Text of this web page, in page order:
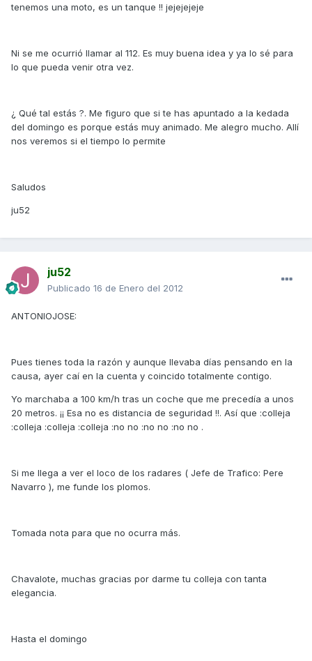
tenemos una moto, es un tanque !! jejejejeje
Ni se me ocurrió llamar al 112. Es muy buena idea y ya lo sé para
lo que pueda venir otra vez.
¿ Qué tal estás ?. Me figuro que si te has apuntado a la kedada
del domingo es porque estás muy animado. Me alegro mucho. Allí
nos veremos si el tiempo lo permite
Saludos
ju52
ju52
Publicado 16 de Enero del 2012
ANTONIOJOSE:
Pues tienes toda la razón y aunque llevaba días pensando en la
causa, ayer caí en la cuenta y coincido totalmente contigo.
Yo marchaba a 100 km/h tras un coche que me precedía a unos
20 metros. ¡¡ Esa no es distancia de seguridad !!. Así que :colleja
:colleja :colleja :colleja :no no :no no :no no .
Si me llega a ver el loco de los radares ( Jefe de Trafico: Pere
Navarro ), me funde los plomos.
Tomada nota para que no ocurra más.
Chavalote, muchas gracias por darme tu colleja con tanta
elegancia.
Hasta el domingo